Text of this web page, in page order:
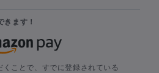
ます！
ことで、すでに登録されている